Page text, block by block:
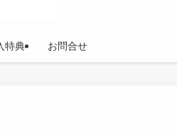
特典 お問合せ